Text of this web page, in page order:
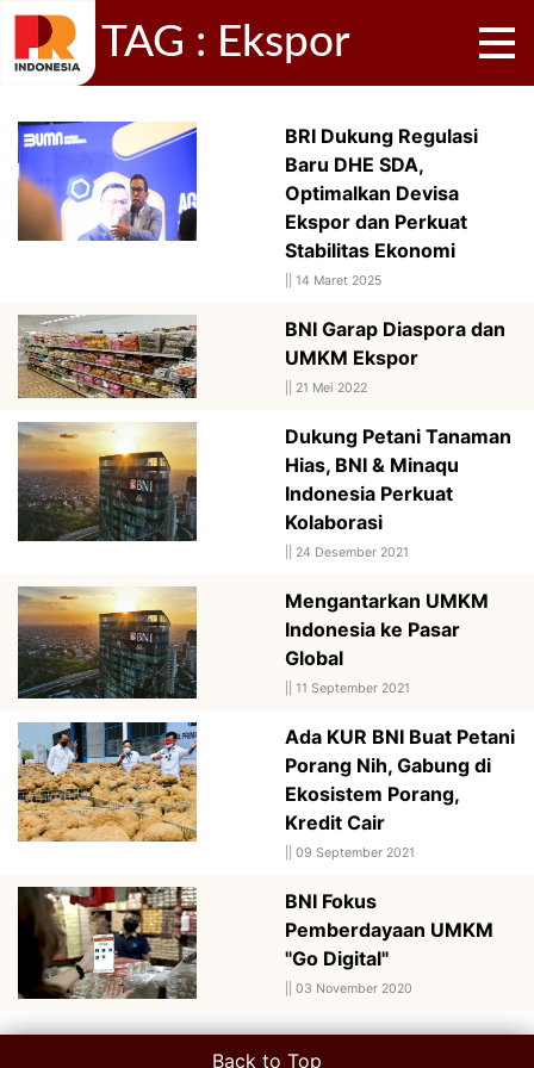
TAG : Ekspor
BRI Dukung Regulasi
Baru DHE SDA,
Optimalkan Devisa
Ekspor dan Perkuat
Stabilitas Ekonomi
14 Maret 2025
BNI Garap Diaspora dan
UMKM Ekspor
21 Mei 2022
Dukung Petani Tanaman
Hias, BNI & Minaqu
Indonesia Perkuat
Kolaborasi
24 Desember 2021
Mengantarkan UMKM
Indonesia ke Pasar
Global
11 September 2021
Ada KUR BNI Buat Petani
Porang Nih, Gabung di
Ekosistem Porang,
Kredit Cair
09 September 2021
BNI Fokus
Pemberdayaan UMKM
"Go Digital"
03 November 2020
Back to Top